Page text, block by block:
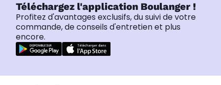
Téléchargez l'application Boulanger !
Profitez d'avantages exclusifs, du suivi de votre
commande, de conseils d'entretien et plus
encore.